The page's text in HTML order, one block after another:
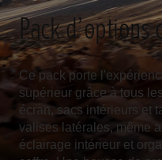
Pack d’options
Ce pack porte
supérieur grâce à tous
écran, sacs intérieurs et
valises latérales, même
éclairage intérieur et